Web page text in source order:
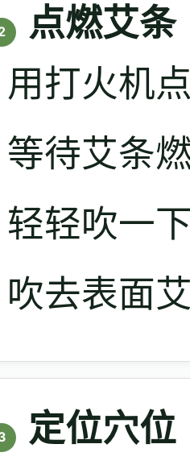
点燃艾条
用打火机
等待艾条
轻轻吹一
吹去表面
定位穴位